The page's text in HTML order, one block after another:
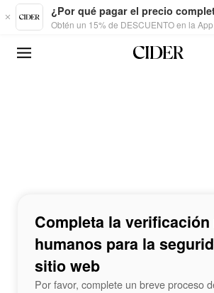
Skip to main content
¿Por qué pagar el precio
Obtén un 15% de DESCUENTO en la
Completa la
humanos para la
sitio web
Por favor, complete un breve proceso